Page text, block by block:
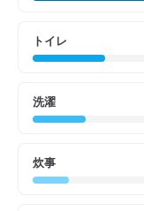
トイレ
洗濯
炊事